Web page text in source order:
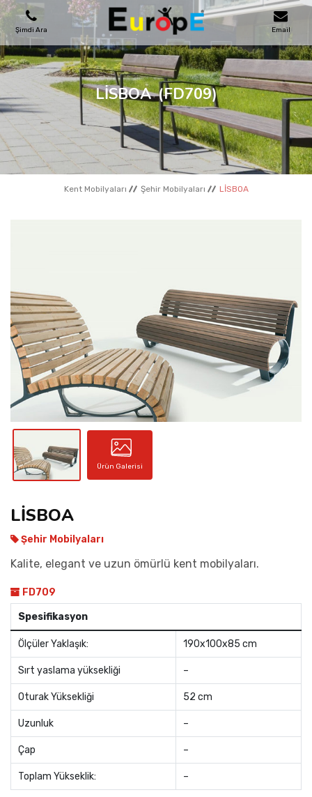
Şimdi Ara Email
OYUN PARKLARI
SKATEPARKLAR
AHŞAP EVLER
KENT MOBILYALARI
İLETIŞIM
LİSBOA (FD709)
Kent Mobilyaları Şehir Mobilyaları LİSBOA
Ürün Galerisi
LİSBOA
Şehir Mobilyaları
Kalite, elegant ve uzun ömürlü kent mobilyaları.
FD709
Spesifikasyon
Ölçüler Yaklaşık: 190x100x85 cm
Sırt yaslama yüksekliği –
Oturak Yüksekliği 52 cm
Uzunluk –
Çap –
Toplam Yükseklik: –